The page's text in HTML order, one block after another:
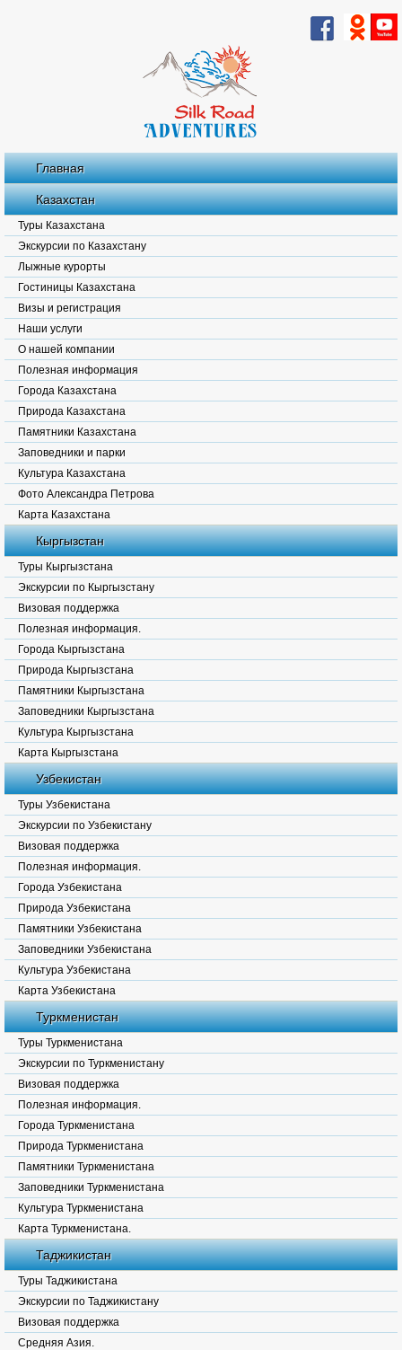
Главная
Казахстан
Туры Казахстана
Экскурсии по Казахстану
Лыжные курорты
Гостиницы Казахстана
Визы и регистрация
Наши услуги
О нашей компании
Полезная информация
Города Казахстана
Природа Казахстана
Памятники Казахстана
Заповедники и парки
Культура Казахстана
Фото Александра Петрова
Карта Казахстана
Кыргызстан
Туры Кыргызстана
Экскурсии по Кыргызстану
Визовая поддержка
Полезная информация.
Города Кыргызстана
Природа Кыргызстана
Памятники Кыргызстана
Заповедники Кыргызстана
Культура Кыргызстана
Карта Кыргызстана
Узбекистан
Туры Узбекистана
Экскурсии по Узбекистану
Визовая поддержка
Полезная информация.
Города Узбекистана
Природа Узбекистана
Памятники Узбекистана
Заповедники Узбекистана
Культура Узбекистана
Карта Узбекистана
Туркменистан
Туры Туркменистана
Экскурсии по Туркменистану
Визовая поддержка
Полезная информация.
Города Туркменистана
Природа Туркменистана
Памятники Туркменистана
Заповедники Туркменистана
Культура Туркменистана
Карта Туркменистана.
Таджикистан
Туры Таджикистана
Экскурсии по Таджикистану
Визовая поддержка
Средняя Азия.